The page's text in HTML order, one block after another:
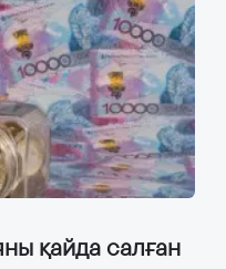
қайда салған